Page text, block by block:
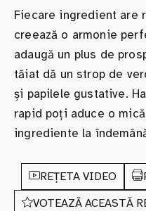
Fiecare ingredient are
creează o armonie
adaugă un plus de
tăiat dă un strop de
și papilele gustative.
rapid poți aduce o
ingrediente la
REȚETA VIDEO
VOTEAZĂ ACEASTĂ